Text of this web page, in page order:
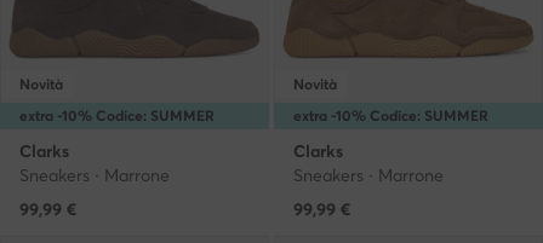
extra -10% Codice: SUMMER
Novità
Clarks
Sneakers · Marrone
99,99 €
extra -10% Codice: SUMMER
Novità
Clarks
Sneakers · Marrone
99,99 €